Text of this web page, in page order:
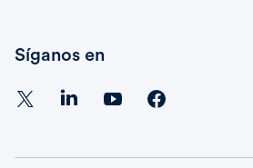
Síganos en